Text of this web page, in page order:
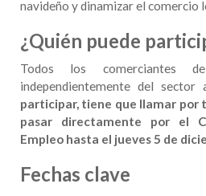
navideño y dinamizar el comercio
¿Quién puede
Todos los comerciantes
independientemente del sector
participar, tiene que llamar por
pasar directamente por el
Empleo hasta el jueves 5 de
Fechas clave